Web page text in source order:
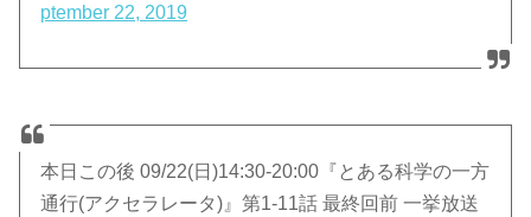
ptember 22, 2019
本日この後 09/22(日)14:30-20:00『とある科学の一方
通行(アクセラレータ)』第1-11話 最終回前 一挙放送